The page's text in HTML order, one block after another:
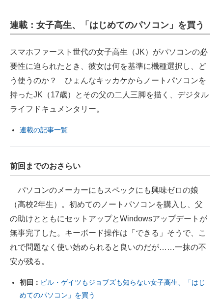
エレクトロニクス専門サイト
電子設計の基本と応用
エネルギーの専門メディア
建設×テクノロジーの最前線
連載：女子高生、「はじめてのパソコン」を買う
スマホファースト世代の女子高生（JK）がパソコンの必
要性に迫られたとき、彼女は何を基準に機種選択し、ど
う使うのか？ ひょんなキッカケからノートパソコンを
持ったJK（17歳）とその父の二人三脚を描く、デジタル
ライフドキュメンタリー。
連載の記事一覧
前回までのおさらい
パソコンのメーカーにもスペックにも興味ゼロの娘
（高校2年生）。初めてのノートパソコンを購入し、父
の助けとともにセットアップとWindowsアップデートが
無事完了した。キーボード操作は「できる」そうで、こ
れで問題なく使い始められると良いのだが……一抹の不
安が残る。
初回： ビル・ゲイツもジョブズも知らない女子高生、「はじ
めてのパソコン」を買う